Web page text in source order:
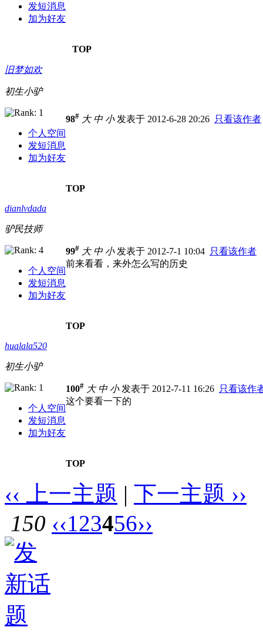
发短消息
加为好友
TOP
旧梦如欢
初生小驴
个人空间
发短消息
加为好友
98# 大 中 小发表于 2012-6-28 20:26 只看该作者
TOP
dianlvdada
驴民技师
个人空间
发短消息
加为好友
99# 大 中 小发表于 2012-7-1 10:04 只看该作者
前来看看，来外怎么写的历史
TOP
hualala520
初生小驴
个人空间
发短消息
加为好友
100# 大 中 小发表于 2012-7-11 16:26 只看该作
这个要看一下的
TOP
‹‹ 上一主题 | 下一主题 ››
150 ‹‹123456››